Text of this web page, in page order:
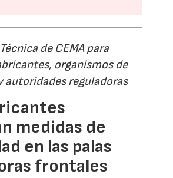
de CEMA para
organismos de
autoridades reguladoras
medidas de
en las palas
frontales